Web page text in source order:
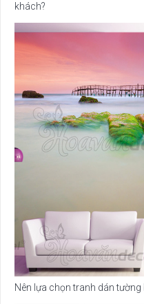
khách?
Nên lựa chọn tranh dán tường